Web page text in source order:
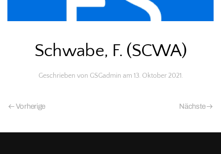
Schwabe, F. (SCWA)
Geschrieben von GSGadmin am 13. Oktober 2021.
Vorherige Nächste